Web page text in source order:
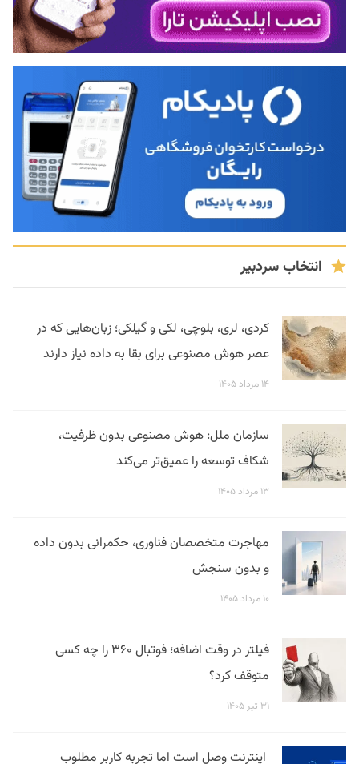
انتخاب سردبیر
کردی، لری، بلوچی، لکی و گیلکی؛ زبان‌هایی که در
عصر هوش مصنوعی برای بقا به داده نیاز دارند
۱۴ مرداد ۱۴۰۵
سازمان ملل: هوش مصنوعی بدون ظرفیت،
شکاف توسعه را عمیق‌تر می‌کند
۱۳ مرداد ۱۴۰۵
مهاجرت متخصصان فناوری، حکمرانی بدون داده
و بدون سنجش
۱۰ مرداد ۱۴۰۵
فیلتر در وقت اضافه؛ فوتبال ۳۶۰ را چه کسی
متوقف کرد؟
۳۱ تیر ۱۴۰۵
اینترنت وصل است اما تجربه کاربر مطلوب